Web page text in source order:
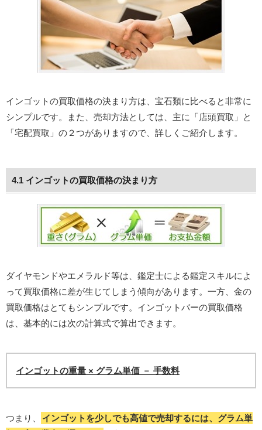
インゴットの買取価格の決まり方は、宝石類に比べると非常に
シンプルです。また、売却方法としては、主に「店頭買取」と
「宅配買取」の２つがありますので、詳しくご紹介します。
4.1 インゴットの買取価格の決まり方
ダイヤモンドやエメラルド等は、鑑定士による鑑定スキルによ
って買取価格に差が生じてしまう傾向があります。一方、金の
買取価格はとてもシンプルです。インゴットバーの買取価格
は、基本的には次の計算式で算出できます。
インゴットの重量 × グラム単価 － 手数料
つまり、
インゴットを少しでも高値で売却するには、グラム単